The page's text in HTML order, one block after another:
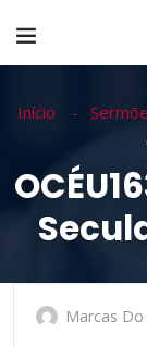
Início
Marcas